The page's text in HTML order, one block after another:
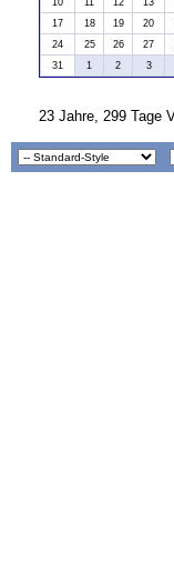
10
11 12 13
17
18 19 20
24
25 26 27
31
1 2 3
23 Jahre, 299 Tage